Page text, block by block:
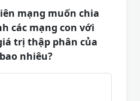
mạng muốn chia
các mạng con với
trị thập phân của
nhiêu?